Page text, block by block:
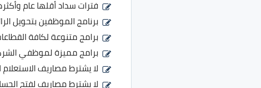
فترات سداد أقلها عام وأكثرها
برنامج الموظفين بتحويل
برامج متنوعة لكافة
برامج مميزة لموظفي
لا يشترط مصاريف الاستعلام
لا يشترط مصاريف لفتح